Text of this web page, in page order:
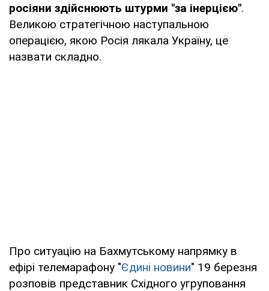
росіяни здійснюють штурми "за інерцією".
Великою стратегічною наступальною
операцією, якою Росія лякала Україну, це
назвати складно.
Про ситуацію на Бахмутському напрямку в
ефірі телемарафону "Єдині новини" 19 березня
розповів представник Східного угруповання